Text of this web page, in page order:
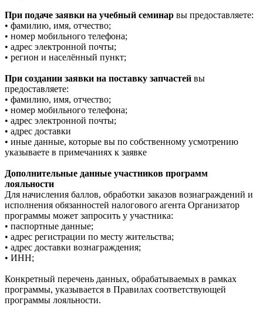
При подаче заявки на учебный семинар вы предоставляете:
• фамилию, имя, отчество;
• номер мобильного телефона;
• адрес электронной почты;
• регион и населённый пункт;
При создании заявки на поставку запчастей вы
предоставляете:
• фамилию, имя, отчество;
• номер мобильного телефона;
• адрес электронной почты;
• адрес доставки
• иные данные, которые вы по собственному усмотрению
указываете в примечаниях к заявке
Дополнительные данные участников программ
лояльности
Для начисления баллов, обработки заказов вознаграждений и
исполнения обязанностей налогового агента Организатор
программы может запросить у участника:
• паспортные данные;
• адрес регистрации по месту жительства;
• адрес доставки вознаграждения;
• ИНН;
Конкретный перечень данных, обрабатываемых в рамках
программы, указывается в Правилах соответствующей
программы лояльности.